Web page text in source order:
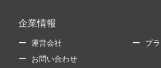
企業情報
運営会社 プ
お問い合わせ